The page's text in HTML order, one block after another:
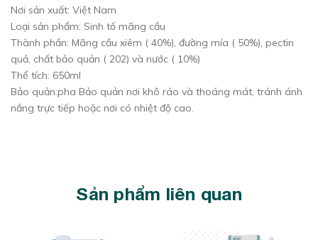
Nơi sản xuất: Việt Nam
Loại sản phẩm: Sinh tố mãng cầu
Thành phần: Mãng cầu xiêm ( 40%), đường mía ( 50%), pectin
quả, chất bảo quản ( 202) và nước ( 10%)
Thể tích: 650ml
Bảo quản:pha Bảo quản nơi khô ráo và thoáng mát, tránh ánh
nắng trực tiếp hoặc nơi có nhiệt độ cao.
Sản phẩm liên quan